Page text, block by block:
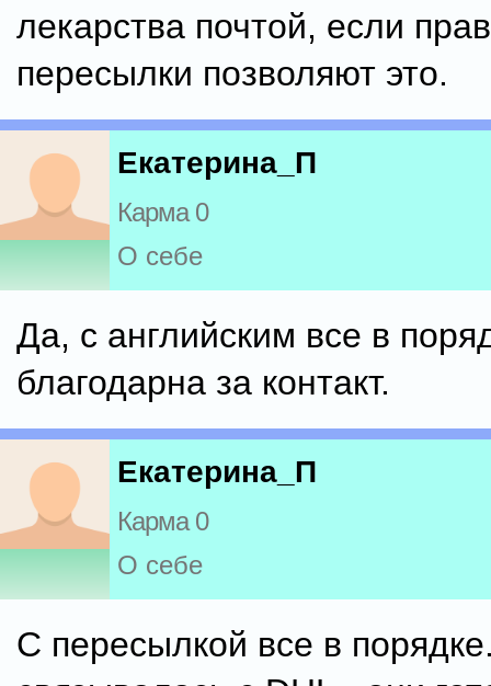
лекарства почтой, если
пересылки позволяют это.
Екатерина_П
Карма 0
О себе
Да, с английским все в
благодарна за контакт.
Екатерина_П
Карма 0
О себе
С пересылкой все в